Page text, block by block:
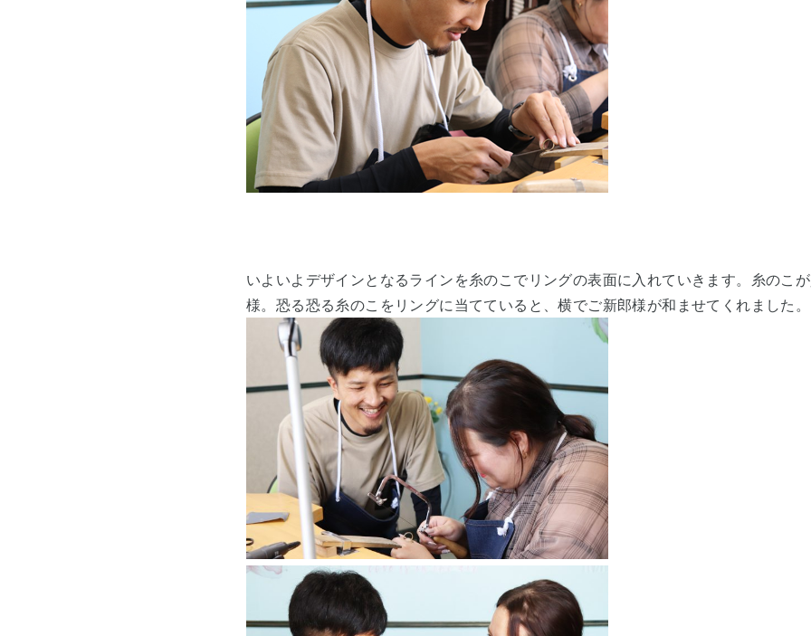
いよいよデザインとなるラインを糸のこでリングの表面に入れていきます。糸のこ
様。恐る恐る糸のこをリングに当てていると、横でご新郎様が和ませてくれました。